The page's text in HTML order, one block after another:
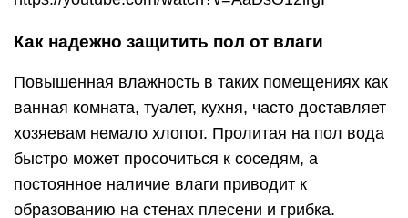
Для изготовления гидроизоляции Водостоп
используется цемент, фракционный наполнитель
и полимерные добавки. При смешивании сухой
смеси с водой получается раствор определенной
консистенции, который легко наносится на